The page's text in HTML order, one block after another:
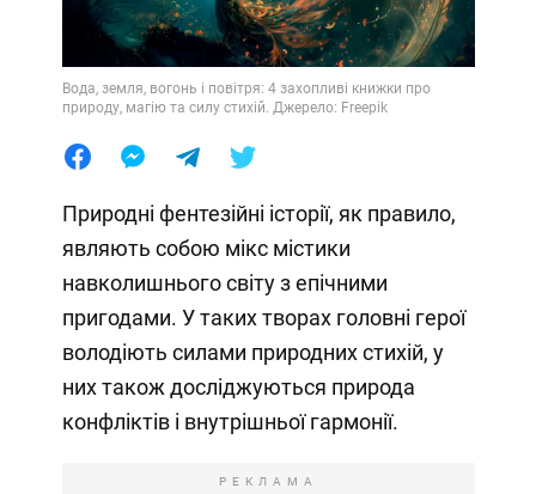
Вода, земля, вогонь і повітря: 4 захопливі книжки про
природу, магію та силу стихій. Джерело: Freepik
Природні фентезійні історії, як правило,
являють собою мікс містики
навколишнього світу з епічними
пригодами. У таких творах головні герої
володіють силами природних стихій, у
них також досліджуються природа
конфліктів і внутрішньої гармонії.
РЕКЛАМА